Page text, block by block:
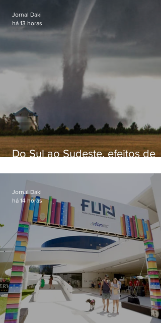
Do Sul ao Sudeste, efeitos de
apreensão na população
Jornal Daki
há 13 horas
Jornal Daki
há 14 horas